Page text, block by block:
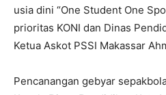
usia dini “One Student One
prioritas KONI dan Dinas
Ketua Askot PSSI Makassar
Pencanangan gebyar